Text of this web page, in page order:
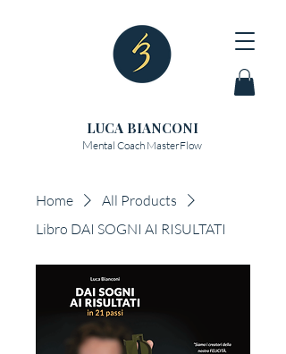
LUCA BIANCONI
Mental Coach MasterFlow
Home
All Products
Libro DAI SOGNI AI RISULTATI